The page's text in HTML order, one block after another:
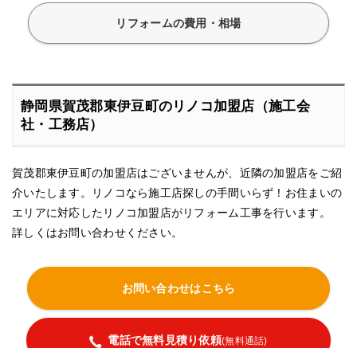
リフォームの費用・相場
静岡県賀茂郡東伊豆町のリノコ加盟店（施工会
社・工務店）
賀茂郡東伊豆町の加盟店はございませんが、近隣の加盟店をご紹
介いたします。リノコなら施工店探しの手間いらず！お住まいの
エリアに対応したリノコ加盟店がリフォーム工事を行います。
詳しくはお問い合わせください。
お問い合わせはこちら
電話で無料見積り依頼(無料通話)